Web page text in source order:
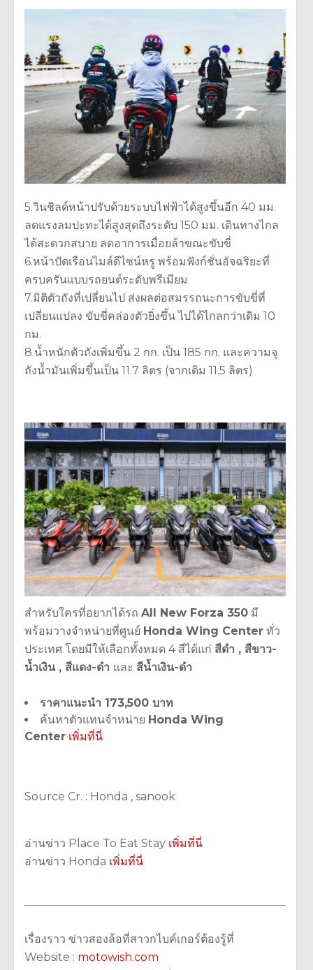
5.วินชิลด์หน้าปรับด้วยระบบไฟฟ้าได้สูงขึ้นอีก 40 มม.
ลดแรงลมปะทะได้สูงสุดถึงระดับ 150 มม. เดินทางไกล
ได้สะดวกสบาย ลดอาการเมื่อยล้าขณะขับขี่
6.หน้าปัดเรือนไมล์ดีไซน์หรู พร้อมฟังก์ชั่นอัจฉริยะที่
ครบครันแบบรถยนต์ระดับพรีเมียม
7.มิติตัวถังที่เปลี่ยนไป ส่งผลต่อสมรรถนะการขับขี่ที่
เปลี่ยนแปลง ขับขี่คล่องตัวยิ่งขึ้น ไปได้ไกลกว่าเดิม 10
กม.
8.น้ำหนักตัวถังเพิ่มขึ้น 2 กก. เป็น 185 กก. และความจุ
ถังน้ำมันเพิ่มขึ้นเป็น 11.7 ลิตร (จากเดิม 11.5 ลิตร)
สำหรับใครที่อยากได้รถ All New Forza 350 มี
พร้อมวางจำหน่ายที่ศูนย์ Honda Wing Center ทั่ว
ประเทศ โดยมีให้เลือกทั้งหมด 4 สีได้แก่ สีดำ , สีขาว-
น้ำเงิน , สีแดง-ดำ และ สีน้ำเงิน-ดำ
ราคาแนะนำ 173,500 บาท
ค้นหาตัวแทนจำหน่าย Honda Wing
Center เพิ่มที่นี่
Source Cr. : Honda , sanook
อ่านข่าว Place To Eat Stay เพิ่มที่นี่
อ่านข่าว Honda เพิ่มที่นี่
เรื่องราว ข่าวสองล้อที่สาวกไบค์เกอร์ต้องรู้ที่
Website : motowish.com